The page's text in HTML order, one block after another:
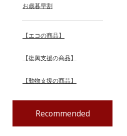
お歳暮早割
【エコの商品】
【復興支援の商品】
【動物支援の商品】
Recommended